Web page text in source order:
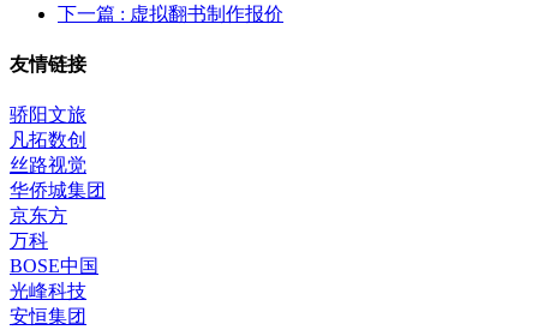
下一篇 : 虚拟翻书制作报价
友情链接
骄阳文旅
凡拓数创
丝路视觉
华侨城集团
京东方
万科
BOSE中国
光峰科技
安恒集团